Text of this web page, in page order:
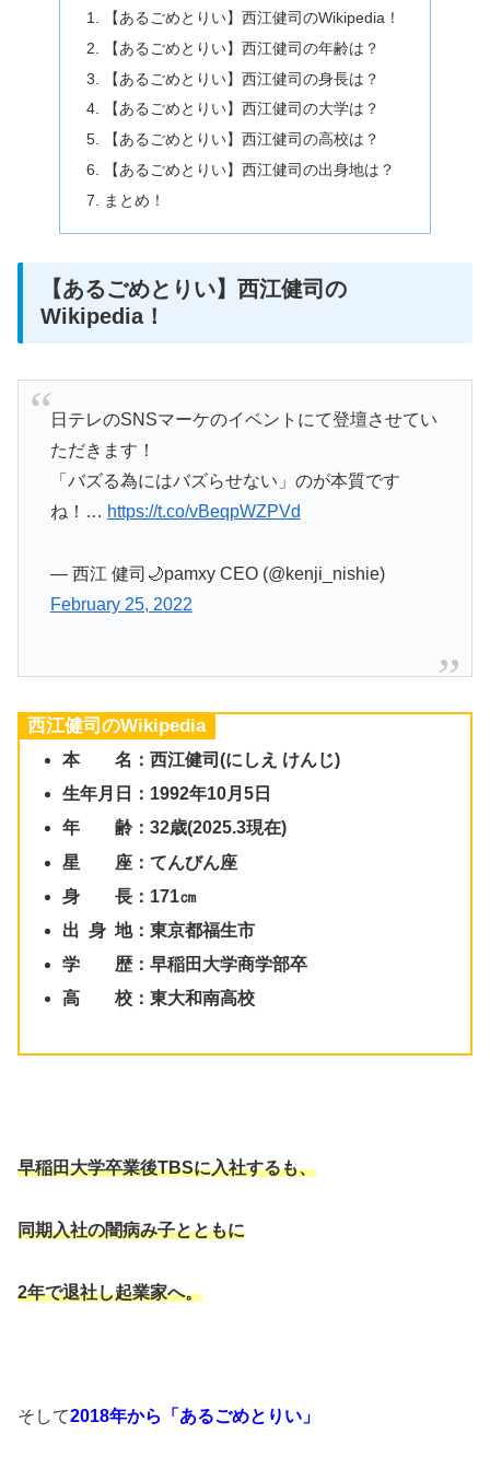
【あるごめとりい】西江健司のWikipedia！
【あるごめとりい】西江健司の年齢は？
【あるごめとりい】西江健司の身長は？
【あるごめとりい】西江健司の大学は？
【あるごめとりい】西江健司の高校は？
【あるごめとりい】西江健司の出身地は？
まとめ！
【あるごめとりい】西江健司の
Wikipedia！
日テレのSNSマーケのイベントにて登壇させてい
ただきます！
「バズる為にはバズらせない」のが本質です
ね！… https://t.co/vBeqpWZPVd
— 西江 健司🌙pamxy CEO (@kenji_nishie)
February 25, 2022
西江健司のWikipedia
本 名：西江健司(にしえ けんじ)
生年月日：1992年10月5日
年 齢：32歳(2025.3現在)
星 座：てんびん座
身 長：171㎝
出 身 地：東京都福生市
学 歴：早稲田大学商学部卒
高 校：東大和南高校
早稲田大学卒業後TBSに入社するも、
同期入社の闇病み子とともに
2年で退社し起業家へ。
そして2018年から「あるごめとりい」